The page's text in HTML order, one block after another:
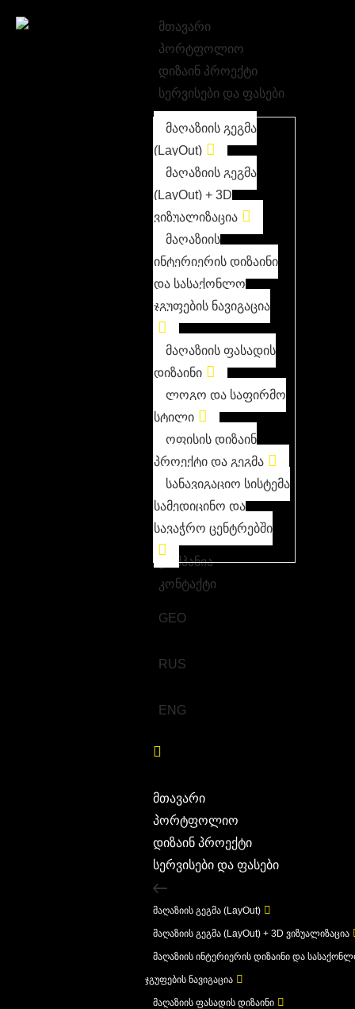
მთავარი
პორტფოლიო
დიზაინ პროექტი
სერვისები და ფასები
მაღაზიის გეგმა
(LayOut)
მაღაზიის გეგმა
(LayOut) + 3D
ვიზუალიზაცია
მაღაზიის
ინტერიერის დიზაინი
და სასაქონლო
ჯგუფების ნავიგაცია
მაღაზიის ფასადის
დიზაინი
ლოგო და საფირმო
სტილი
ოფისის დიზაინ
პროექტი და გეგმა
სანავიგაციო სისტემა
სამედიცინო და
სავაჭრო ცენტრებში
კომპანია
კონტაქტი
GEO
RUS
ENG
მთავარი
პორტფოლიო
დიზაინ პროექტი
სერვისები და ფასები
მაღაზიის გეგმა (LayOut)
მაღაზიის გეგმა (LayOut) + 3D ვიზუალიზაცია
მაღაზიის ინტერიერის დიზაინი და
ჯგუფების ნავიგაცია
მაღაზიის ფასადის დიზაინი